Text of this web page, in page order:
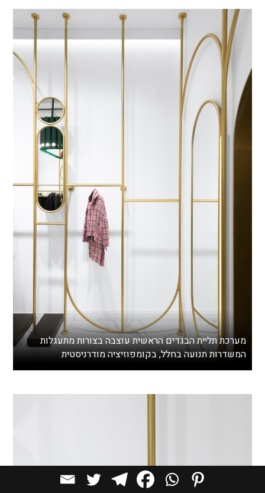
מערכת תליית הבגדים הראשית עוצבה בצורות מתעגלות
המשדרות תנועה בחלל, בקומפוזיציה מודרניסטית